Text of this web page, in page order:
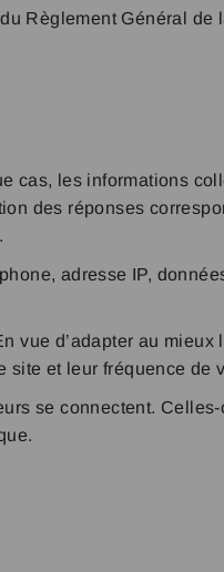
Règlement Général de
cas, les informations
des réponses
adresse IP,
vue d’adapter au mieux
site et leur fréquence de
se connectent.